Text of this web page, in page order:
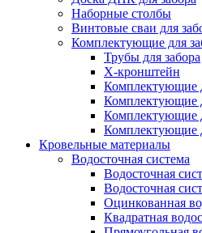
Наборные столбы
Винтовые сваи для
Комплектующие для
Трубы для забора
Х-кронштейн
Комплектующие
Комплектующие
Комплектующие
Комплектующие
Кровельные материалы
Водосточная система
Водосточная
Водосточная
Оцинкованная
Квадратная